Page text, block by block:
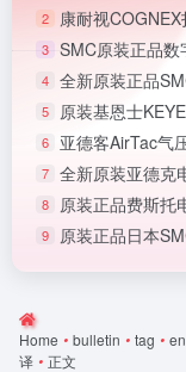
2 康耐视
3 SMC原装正品数
4 全新原装正品
5 原装基恩士
6 亚德客AirTac气
7 全新原装亚德克
8 原装正品费斯托
9 原装正品日本
Home • bulletin • tag •
译 • 正文